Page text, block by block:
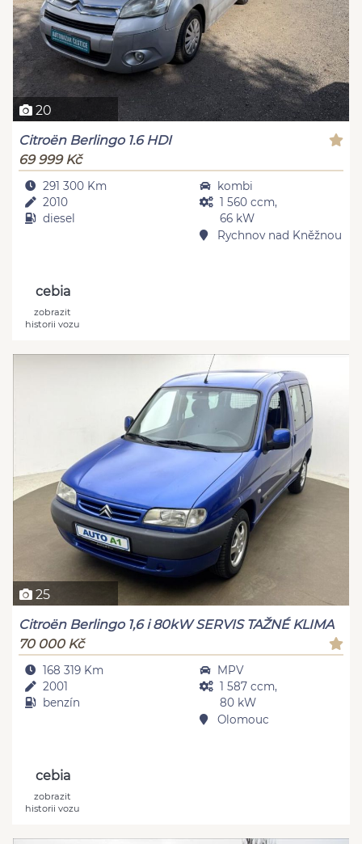
20
Citroën Berlingo 1.6 HDI
69 999 Kč
291 300 Km
2010
diesel
kombi
1 560 ccm,
66 kW
Rychnov nad Kněžnou
cebia
zobrazit
historii vozu
25
Citroën Berlingo 1,6 i 80kW SERVIS TAŽNÉ KLIMA
70 000 Kč
168 319 Km
2001
benzín
MPV
1 587 ccm,
80 kW
Olomouc
cebia
zobrazit
historii vozu